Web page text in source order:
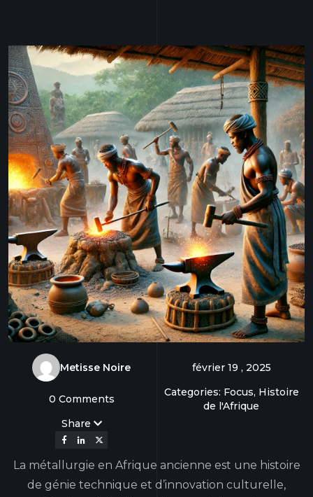
Metisse Noire février 19 , 2025
0 Comments
Categories: Focus, Histoire
de l'Afrique
Share
La métallurgie en Afrique ancienne est une histoire
de génie technique et d’innovation culturelle,